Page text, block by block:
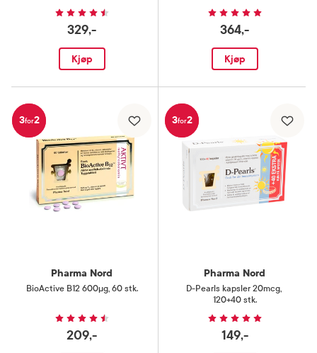
329,-
Kjøp
364,-
Kjøp
3for2
Pharma Nord
BioActive B12 600µg, 60 stk.
209,-
3for2
Pharma Nord
D-Pearls kapsler 20mcg,
120+40 stk.
149,-